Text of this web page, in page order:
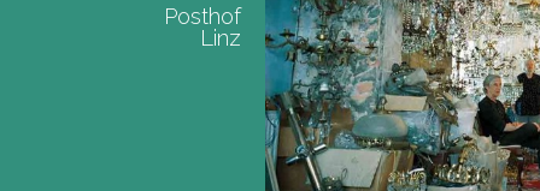
Posthof
Linz